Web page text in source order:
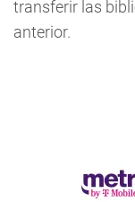
transferir las
anterior.